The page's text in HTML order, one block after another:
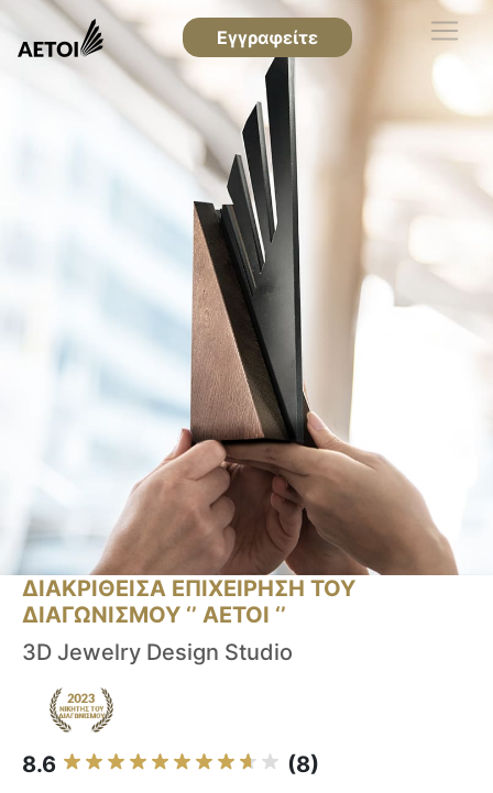
Εγγραφείτε
ΔΙΑΚΡΙΘΕΙΣΑ ΕΠΙΧΕΙΡΗΣΗ ΤΟΥ
ΔΙΑΓΩΝΙΣΜΟΥ ‘’ ΑΕΤΟΙ ‘’
3D Jewelry Design Studio
8.6 (8)